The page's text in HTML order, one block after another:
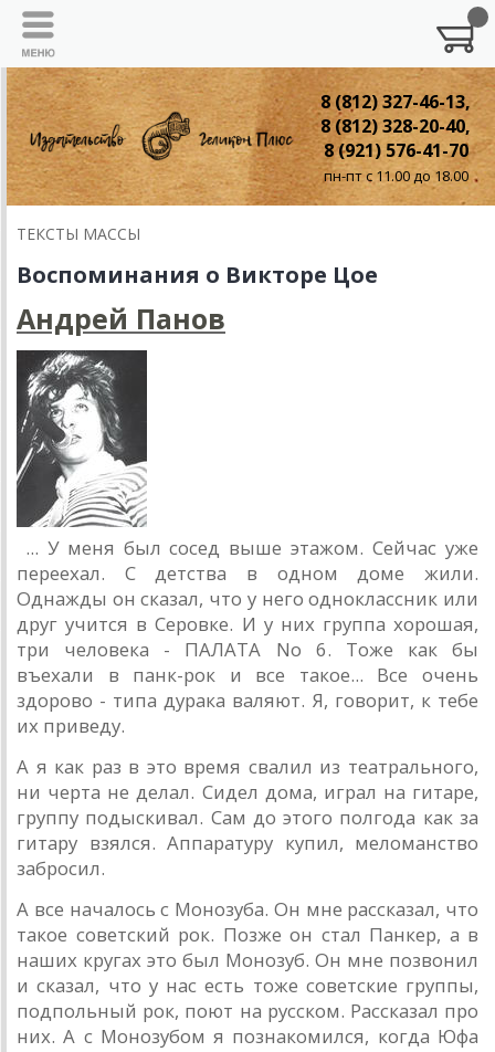
8 (812) 327-46-13,
8 (812) 328-20-40,
8 (921) 576-41-70
пн-пт с 11.00 до 18.00
ТЕКСТЫ МАССЫ
Воспоминания о Викторе Цое
Андрей Панов
... У меня был сосед выше этажом. Сейчас уже
переехал. С детства в одном доме жили.
Однажды он сказал, что у него одноклассник или
друг учится в Серовке. И у них группа хорошая,
три человека - ПАЛАТА No 6. Тоже как бы
въехали в панк-рок и все такое... Все очень
здорово - типа дурака валяют. Я, говорит, к тебе
их приведу.
А я как раз в это время свалил из театрального,
ни черта не делал. Сидел дома, играл на гитаре,
группу подыскивал. Сам до этого полгода как за
гитару взялся. Аппаратуру купил, меломанство
забросил.
А все началось с Монозуба. Он мне рассказал, что
такое советский рок. Позже он стал Панкер, а в
наших кругах это был Монозуб. Он мне позвонил
и сказал, что у нас есть тоже советские группы,
подпольный рок, поют на русском. Рассказал про
них. А с Монозубом я познакомился, когда Юфа